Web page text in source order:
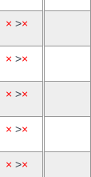
× >×
× >×
× >×
× >×
× >×